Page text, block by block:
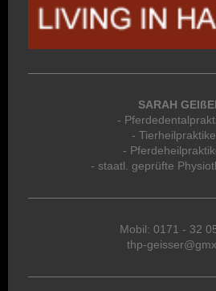
SARAH
-
-
-
- staatl. geprüfte
Mobil: 0171 - 32
thp-